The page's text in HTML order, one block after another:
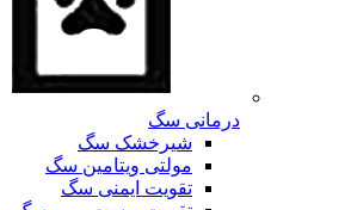
درمانی سگ
شیرخشک سگ
مولتی ویتامین سگ
تقویت ایمنی سگ